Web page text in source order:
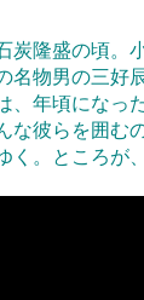
炭隆盛の頃。
名物男の三好
、年頃にな
な彼らを囲む
く。ところが